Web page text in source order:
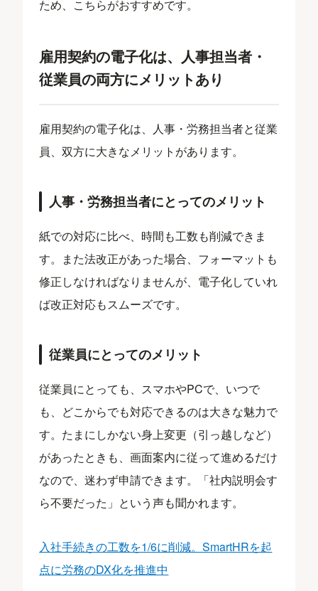
ため、こちらがおすすめです。
雇用契約の電子化は、人事担当者・
従業員の両方にメリットあり
雇用契約の電子化は、人事・労務担当者と従業
員、双方に大きなメリットがあります。
人事・労務担当者にとってのメリット
紙での対応に比べ、時間も工数も削減できま
す。また法改正があった場合、フォーマットも
修正しなければなりませんが、電子化していれ
ば改正対応もスムーズです。
従業員にとってのメリット
従業員にとっても、スマホやPCで、いつで
も、どこからでも対応できるのは大きな魅力で
す。たまにしかない身上変更（引っ越しなど）
があったときも、画面案内に従って進めるだけ
なので、迷わず申請できます。「社内説明会す
ら不要だった」という声も聞かれます。
入社手続きの工数を1/6に削減。SmartHRを起
点に労務のDX化を推進中